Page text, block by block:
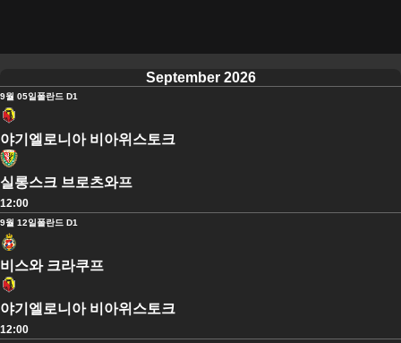
September 2026
9월 05일폴란드 D1
야기엘로니아 비아위스토크
실롱스크 브로츠와프
12:00
9월 12일폴란드 D1
비스와 크라쿠프
야기엘로니아 비아위스토크
12:00